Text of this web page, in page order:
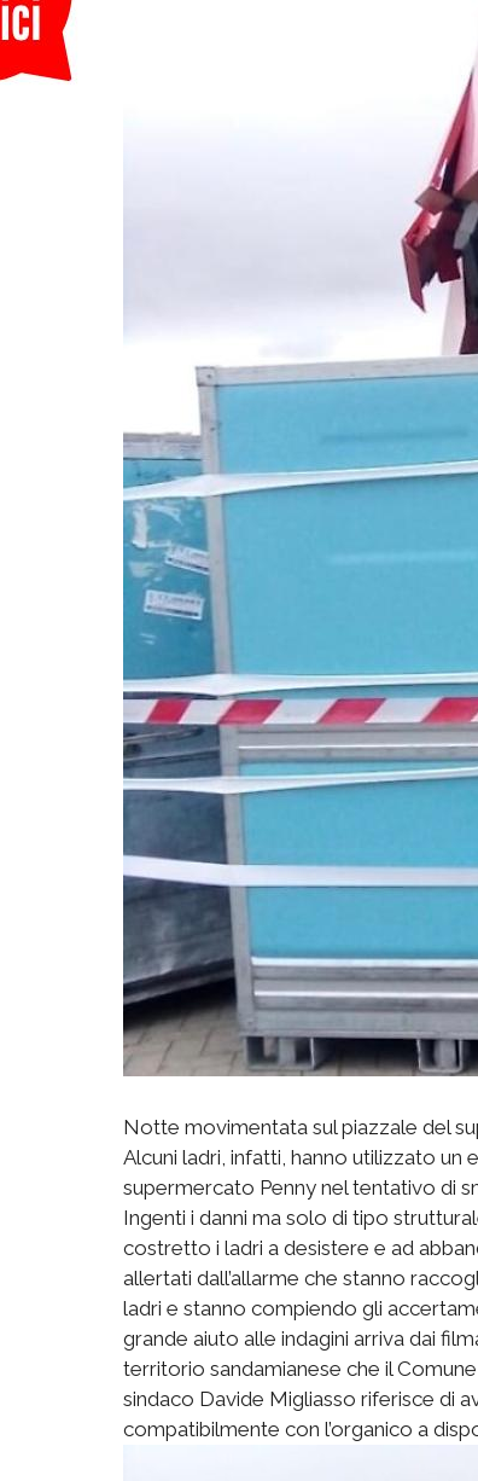
Notte movimentata sul piazzale del
Alcuni ladri, infatti, hanno utilizzato
supermercato Penny nel tentativo di
Ingenti i danni ma solo di tipo
costretto i ladri a desistere e ad
allertati dall’allarme che stanno
ladri e stanno compiendo gli
grande aiuto alle indagini arriva dai
territorio sandamianese che il
sindaco Davide Migliasso riferisce di
compatibilmente con l’organico a